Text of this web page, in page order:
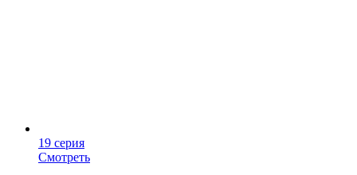
19 серия
Смотреть